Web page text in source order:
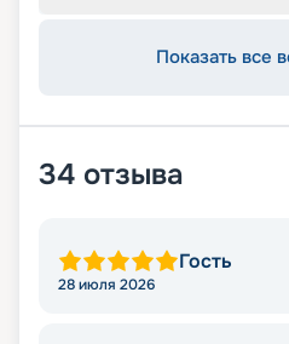
Показать все
34 отзыва
Гость
28 июля 2026